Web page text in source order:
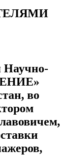
Научно-
во